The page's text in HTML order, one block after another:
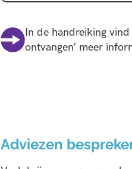
In de handreiking
ontvangen’ meer
Adviezen